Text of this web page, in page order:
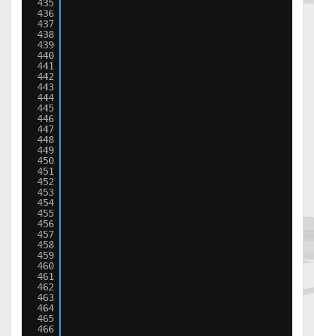
435
436
437
438
439
440
441
442
443
444
445
446
447
448
449
450
451
452
453
454
455
456
457
458
459
460
461
462
463
464
465
466